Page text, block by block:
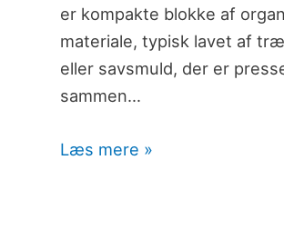
er kompakte blokke af
materiale, typisk lavet af
eller savsmuld, der er
sammen…
Læs mere »